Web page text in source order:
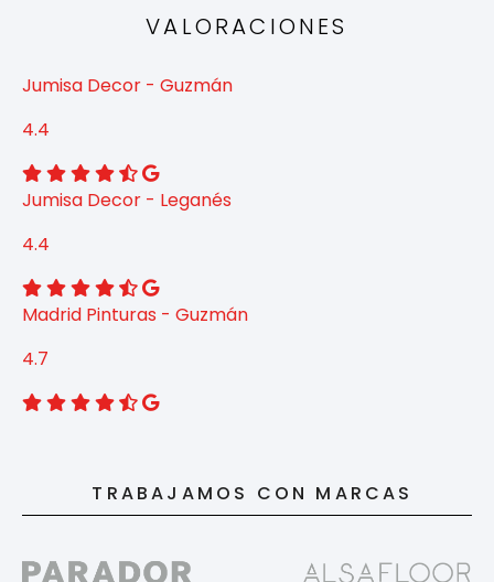
VALORACIONES
Jumisa Decor - Guzmán
4.4
Jumisa Decor - Leganés
4.4
Madrid Pinturas - Guzmán
4.7
TRABAJAMOS CON MARCAS